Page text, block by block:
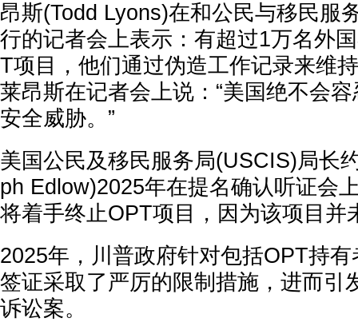
昂斯(Todd Lyons)在和公民与移民服
行的记者会上表示：有超过1万名外
T项目，他们通过伪造工作记录来维
莱昂斯在记者会上说：“美国绝不会
安全威胁。”
美国公民及移民服务局(USCIS)局长
ph Edlow)2025年在提名确认听证会
将着手终止OPT项目，因为该项目并
2025年，川普政府针对包括OPT持
签证采取了严厉的限制措施，进而引
诉讼案。